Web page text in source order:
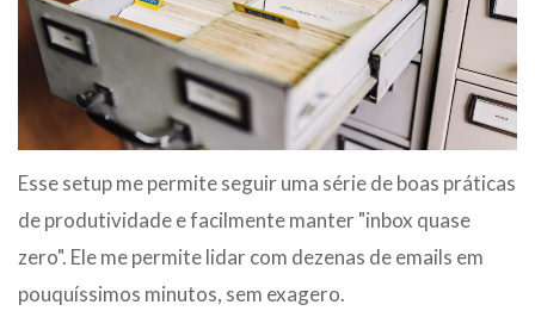
Esse setup me permite seguir uma série de boas práticas
de produtividade e facilmente manter "inbox quase
zero". Ele me permite lidar com dezenas de emails em
pouquíssimos minutos, sem exagero.